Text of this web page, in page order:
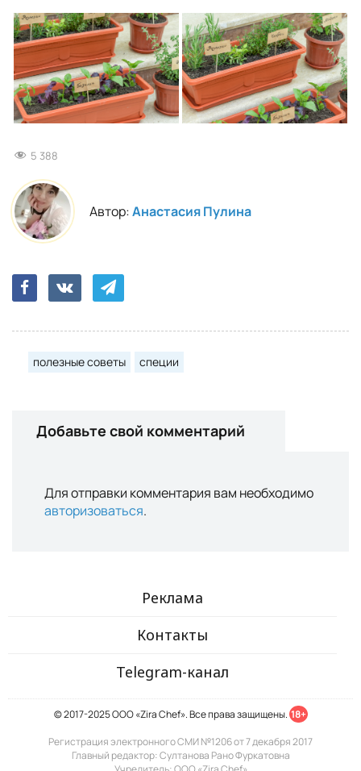
5 388
Автор:Анастасия Пулина
полезные советы специи
Добавьте свой комментарий
Для отправки комментария вам необходимо
авторизоваться.
Реклама
Контакты
Telegram-канал
© 2017-2025 ООО «Zira Chef». Все права защищены. 18+
Регистрация электронного СМИ №1206 от 7 декабря 2017
Главный редактор: Султанова Рано Фуркатовна